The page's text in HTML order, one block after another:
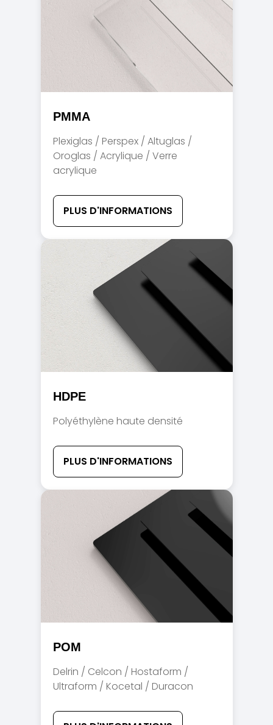
PMMA
Plexiglas / Perspex / Altuglas /
Oroglas / Acrylique / Verre
acrylique
PLUS D'INFORMATIONS
HDPE
Polyéthylène haute densité
PLUS D'INFORMATIONS
POM
Delrin / Celcon / Hostaform /
Ultraform / Kocetal / Duracon